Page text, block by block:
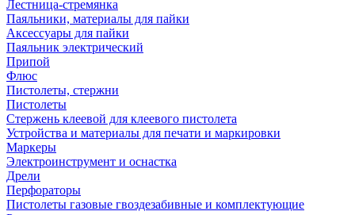
Лестница-стремянка
Паяльники, материалы для пайки
Аксессуары для пайки
Паяльник электрический
Припой
Флюс
Пистолеты, стержни
Пистолеты
Стержень клеевой для клеевого пистолета
Устройства и материалы для печати и маркировки
Маркеры
Электроинструмент и оснастка
Дрели
Перфораторы
Пистолеты газовые гвоздезабивные и комплектующие